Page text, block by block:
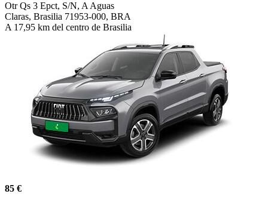
Otr Qs 3 Epct, S/N, A Aguas
Claras, Brasilia 71953-000, BRA
A 17,95 km del centro de Brasilia
85 €